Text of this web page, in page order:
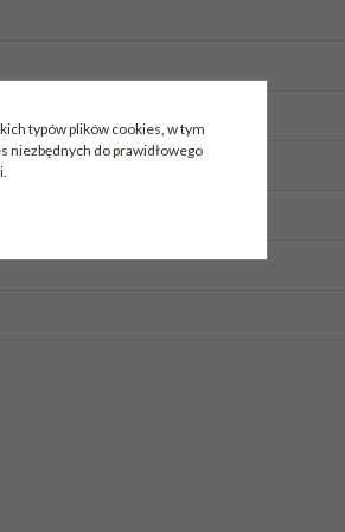
typów plików cookies, w tym
niezbędnych do prawidłowego